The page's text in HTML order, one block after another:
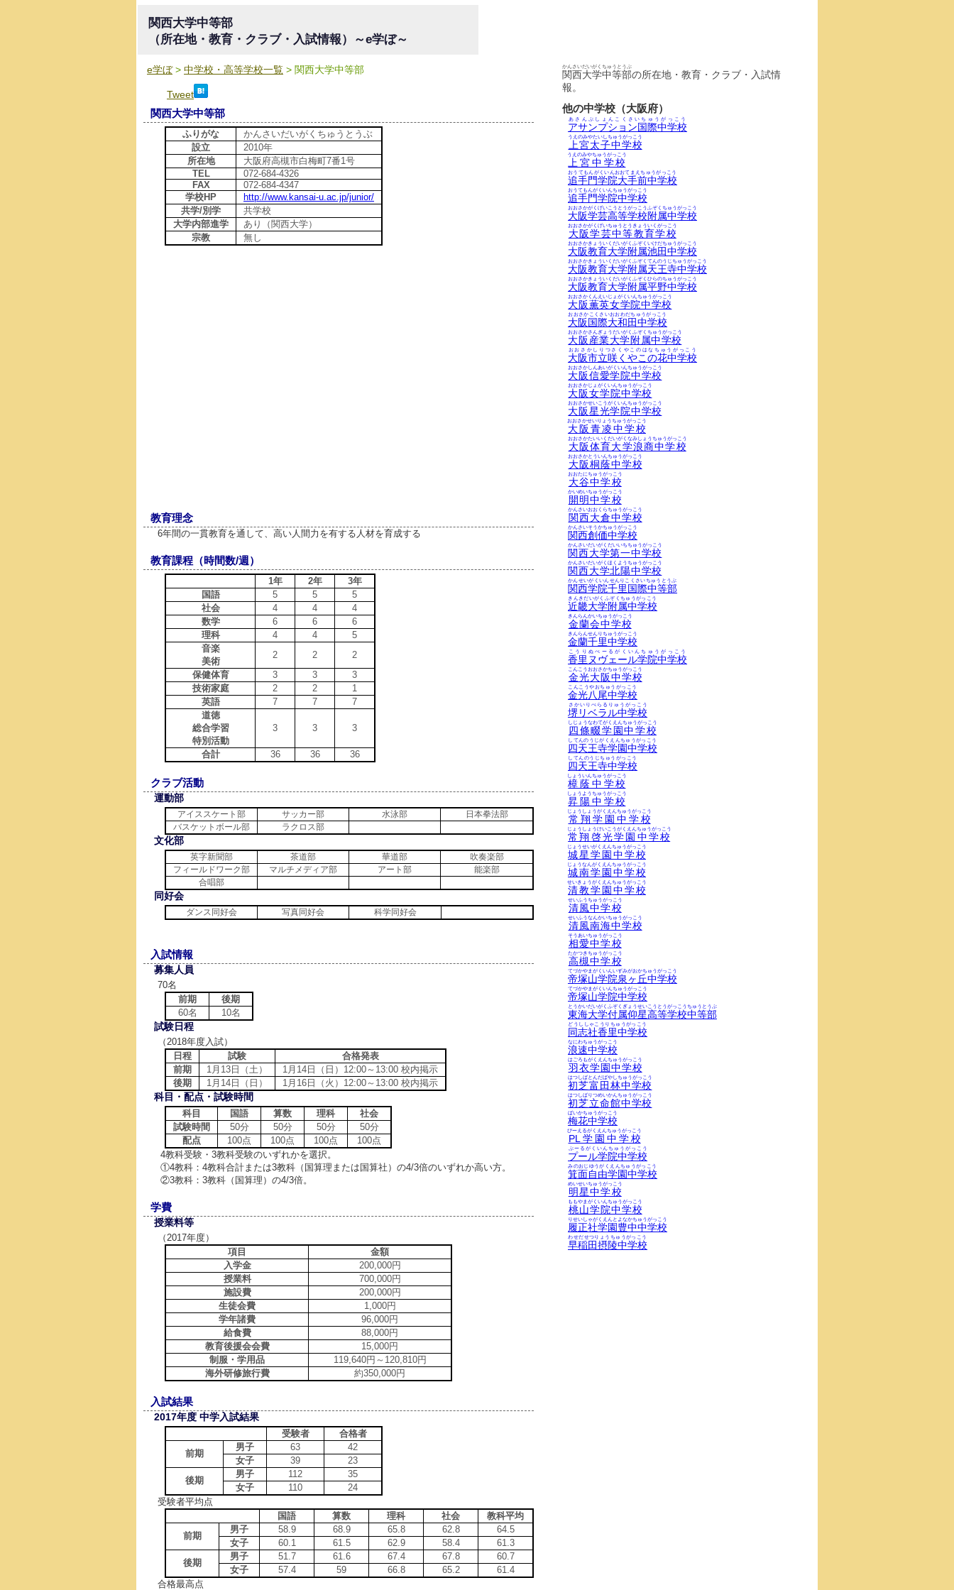
関西大学中等部
（所在地・教育・クラブ・入試情報）～e学ぼ～
e学ぼ> 中学校・高等学校一覧 > 関西大学中等部
Tweet
関西大学中等部
ふりがな
かんさいだいがくちゅうとうぶ
設立
2010年
所在地
大阪府高槻市白梅町7番1号
TEL
072-684-4326
FAX
072-684-4347
学校HP
http://www.kansai-u.ac.jp/junior/
共学/別学
共学校
大学内部進学
あり（関西大学）
宗教
無し
教育理念
6年間の一貫教育を通して、高い人間力を有する人材を育成する
教育課程（時間数/週）
1年 2年
3年
国語
5 5
5
社会
4 4
4
数学
6 6
6
理科
4 4
5
音楽
美術
2 2
2
保健体育
3 3
3
技術家庭
2 2
1
英語
7 7
7
道徳
総合学習
特別活動
3 3 3
合計 36 36 36
クラブ活動
運動部
アイススケート部 サッカー部 水泳部
日本拳法部
バスケットボール部
ラクロス部
文化部
英字新聞部 茶道部 華道部
吹奏楽部
フィールドワーク部
マルチメディア部 アート部
能楽部
合唱部
同好会
ダンス同好会 写真同好会 科学同好会
入試情報
募集人員
70名
前期
後期
60名
10名
試験日程
（2018年度入試）
日程
試験
合格発表
前期
1月13日（土）
1月14日（日）12:00～13:00 校内掲示
後期
1月14日（日） 1月16日（火）12:00～13:00 校内掲示
科目・配点・試験時間
科目 国語 算数 理科
社会
試験時間
50分 50分 50分
50分
配点
100点 100点 100点
100点
4教科受験・3教科受験のいずれかを選択。
①4教科：4教科合計または3教科（国算理または国算社）の4/3倍のいずれか高い方。
②3教科：3教科（国算理）の4/3倍。
学費
授業料等
（2017年度）
項目
金額
入学金
200,000円
授業料
700,000円
施設費
200,000円
生徒会費
1,000円
学年諸費
96,000円
給食費
88,000円
教育後援会会費
15,000円
制服・学用品
119,640円～120,810円
海外研修旅行費
約350,000円
入試結果
2017年度 中学入試結果
受験者
合格者
前期
男子 63
42
女子
39
23
後期
男子 112
35
女子
110
24
受験者平均点
国語
算数 理科 社会
教科平均
前期
男子 58.9 68.9 65.8 62.8
64.5
女子
60.1 61.5 62.9 58.4
61.3
後期
男子 51.7 61.6 67.4 67.8
60.7
女子
57.4 59 66.8 65.2
61.4
合格最高点
関西大学中等部
かんさいだいがくちゅうとうぶ
の所在地・教育・クラブ・入試情
報。
他の中学校（大阪府）
アサンプション国際中学校
あさんぷしょんこくさいちゅうがっこう
上宮太子中学校
うえのみやたいしちゅうがっこう
上宮中学校
うえのみやちゅうがっこう
追手門学院大手前中学校
おうてもんがくいんおおてまえちゅうがっこう
追手門学院中学校
おうてもんがくいんちゅうがっこう
大阪学芸高等学校附属中学校
おおさかがくげいこうとうがっこうふぞくちゅうがっこう
大阪学芸中等教育学校
おおさかがくげいちゅうとうきょういくがっこう
大阪教育大学附属池田中学校
おおさかきょういくだいがくふぞくいけだちゅうがっこう
大阪教育大学附属天王寺中学校
おおさかきょういくだいがくふぞくてんのうじちゅうがっこう
大阪教育大学附属平野中学校
おおさかきょういくだいがくふぞくひらのちゅうがっこう
大阪薫英女学院中学校
おおさかくんえいじょがくいんちゅうがっこう
大阪国際大和田中学校
おおさかこくさいおおわだちゅうがっこう
大阪産業大学附属中学校
おおさかさんぎょうだいがくふぞくちゅうがっこう
大阪市立咲くやこの花中学校
おおさかしりつさくやこのはなちゅうがっこう
大阪信愛学院中学校
おおさかしんあいがくいんちゅうがっこう
大阪女学院中学校
おおさかじょがくいんちゅうがっこう
大阪星光学院中学校
おおさかせいこうがくいんちゅうがっこう
大阪青凌中学校
おおさかせいりょうちゅうがっこう
大阪体育大学浪商中学校
おおさかたいいくだいがくなみしょうちゅうがっこう
大阪桐蔭中学校
おおさかとういんちゅうがっこう
大谷中学校
おおたにちゅうがっこう
開明中学校
かいめいちゅうがっこう
関西大倉中学校
かんさいおおくらちゅうがっこう
関西創価中学校
かんさいそうかちゅうがっこう
関西大学第一中学校
かんさいだいがくだいいちちゅうがっこう
関西大学北陽中学校
かんさいだいがくほくようちゅうがっこう
関西学院千里国際中等部
かんせいがくいんせんりこくさいちゅうとうぶ
近畿大学附属中学校
きんきだいがくふぞくちゅうがっこう
金蘭会中学校
きんらんかいちゅうがっこう
金蘭千里中学校
きんらんせんりちゅうがっこう
香里ヌヴェール学院中学校
こうりぬべーるがくいんちゅうがっこう
金光大阪中学校
こんこうおおさかちゅうがっこう
金光八尾中学校
こんこうやおちゅうがっこう
堺リベラル中学校
さかいりべらるりゅうがっこう
四條畷学園中学校
しじょうなわてがくえんちゅうがっこう
四天王寺学園中学校
してんのうじがくえんちゅうがっこう
四天王寺中学校
してんのうじちゅうがっこう
樟蔭中学校
しょういんちゅうがっこう
昇陽中学校
しょうようちゅうがっこう
常翔学園中学校
じょうしょうがくえんちゅうがっこう
常翔啓光学園中学校
じょうしょうけいこうがくえんちゅうがっこう
城星学園中学校
じょうせいがくえんちゅうがっこう
城南学園中学校
じょうなんがくえんちゅうがっこう
清教学園中学校
せいきょうがくえんちゅうがっこう
清風中学校
せいふうちゅうがっこう
清風南海中学校
せいふうなんかいちゅうがっこう
相愛中学校
そうあいちゅうがっこう
高槻中学校
たかつきちゅうがっこう
帝塚山学院泉ヶ丘中学校
てづかやまがくいんいずみがおかちゅうがっこう
帝塚山学院中学校
てづかやまがくいんちゅうがっこう
東海大学付属仰星高等学校中等部
とうかいだいがくふぞくぎょうせいこうとうがっこうちゅうとうぶ
同志社香里中学校
どうししゃこうりちゅうがっこう
浪速中学校
なにわちゅうがっこう
羽衣学園中学校
はごろもがくえんちゅうがっこう
初芝富田林中学校
はつしばとんだばやしちゅうがっこう
初芝立命館中学校
はつしばりつめいかんちゅうがっこう
梅花中学校
ばいかちゅうがっこう
PL学園中学校
ぴーえるがくえんちゅうがっこう
プール学院中学校
ぷーるがくいんちゅうがっこう
箕面自由学園中学校
みのおじゆうがくえんちゅうがっこう
明星中学校
めいせいちゅうがっこう
桃山学院中学校
ももやまがくいんちゅうがっこう
履正社学園豊中中学校
りせいしゃがくえんとよなかちゅうがっこう
早稲田摂陵中学校
わせだせつりょうちゅうがっこう